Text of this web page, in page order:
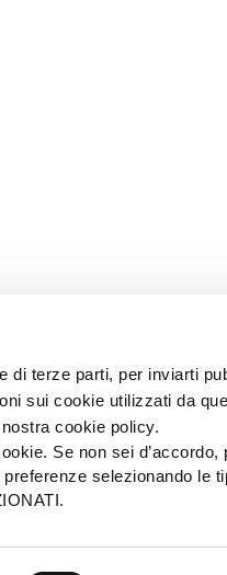
di terze parti, per inviarti
sui cookie utilizzati da
cookie policy.
Se non sei d’accordo,
selezionando le
PUBBLICITÀ
Tel +